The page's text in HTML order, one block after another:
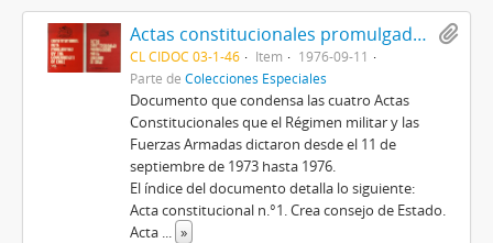
Actas constitucionales promulgadas por el Gobierno de Chile
CL CIDOC 03-1-46 Item
1976-09-11
Parte de Colecciones Especiales
Documento que condensa las cuatro Actas
Constitucionales que el Régimen militar y las
Fuerzas Armadas dictaron desde el 11 de
septiembre de 1973 hasta 1976.
El índice del documento detalla lo siguiente:
Acta constitucional n.°1. Crea consejo de Estado.
Acta ... »